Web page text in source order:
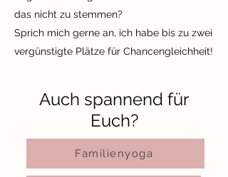
das nicht zu stemmen?
Sprich mich gerne an, ich habe bis zu zwei
vergünstigte Plätze für Chancengleichheit!
Auch spannend für
Euch?
Familienyoga